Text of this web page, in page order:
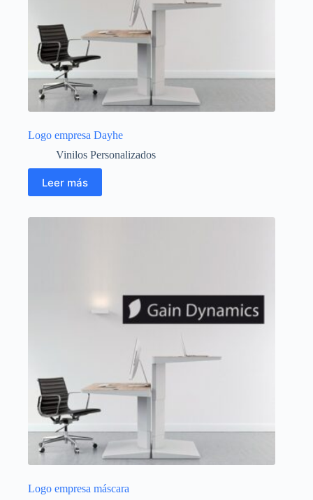
Logo empresa Dayhe
Vinilos Personalizados
Leer más
Logo empresa máscara